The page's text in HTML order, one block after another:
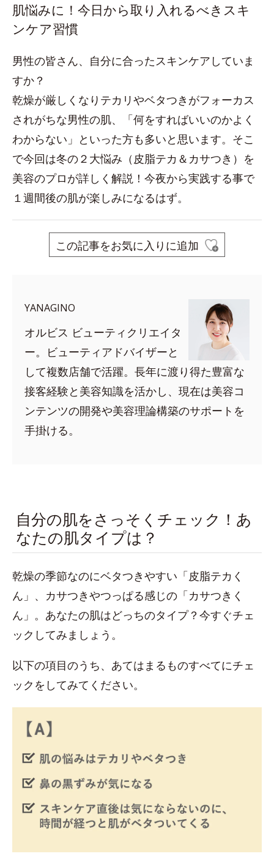
肌悩みに！今日から取り入れるべきスキ
ンケア習慣
男性の皆さん、自分に合ったスキンケアしていま
すか？
乾燥が厳しくなりテカリやベタつきがフォーカス
されがちな男性の肌、「何をすればいいのかよく
わからない」といった方も多いと思います。そこ
で今回は冬の２大悩み（皮脂テカ＆カサつき）を
美容のプロが詳しく解説！今夜から実践する事で
１週間後の肌が楽しみになるはず。
この記事をお気に入りに追加
YANAGINO
オルビス ビューティクリエイタ
ー。ビューティアドバイザーと
して複数店舗で活躍。長年に渡り得た豊富な
接客経験と美容知識を活かし、現在は美容コ
ンテンツの開発や美容理論構築のサポートを
手掛ける。
自分の肌をさっそくチェック！あ
なたの肌タイプは？
乾燥の季節なのにベタつきやすい「皮脂テカく
ん」、カサつきやつっぱる感じの「カサつきく
ん」。あなたの肌はどっちのタイプ？今すぐチェ
ックしてみましょう。
以下の項目のうち、あてはまるものすべてにチェ
ックをしてみてください。